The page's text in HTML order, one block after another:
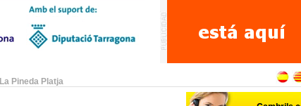
La Pineda Platja